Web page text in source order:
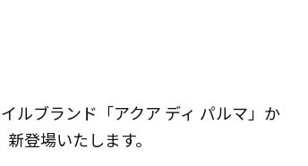
ルブランド「アクア ディ パルマ」か
登場いたします。